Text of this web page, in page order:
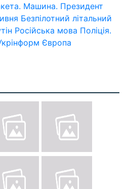
Машина. Президент
Безпілотний літальний
Російська мова Поліція.
Європа